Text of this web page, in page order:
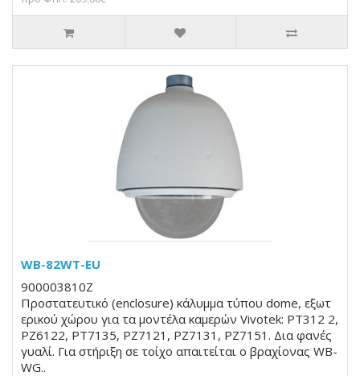
WB-82WT-EU
900003810Z
Προστατευτικό (enclosure) κάλυμμα τύπου dome, εξωτ
ερικού χώρου για τα μοντέλα καμερών Vivotek: PT312 2,
PZ6122, PT7135, PZ7121, PZ7131, PZ7151. Δια φανές
γυαλί. Για στήριξη σε τοίχο απαιτείται ο βραχίονας WB-
WG..